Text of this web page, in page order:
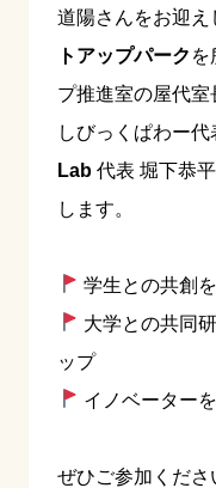
道陽さんをお迎え
トアップパーク を
プ推進室の屋代
しびっくぱわー
Lab 代表 堀下恭
します。
学生との共創
大学との共同
ップ
イノベーター
ぜひご参加くださ